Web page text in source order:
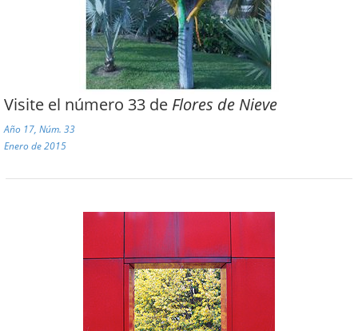
Visite el número 33 de Flores de Nieve
Año 17, Núm. 33
Enero de 2015